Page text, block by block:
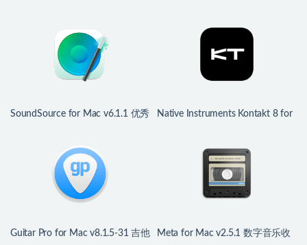
SoundSource for Mac v6.1.1 优秀
Native Instruments Kontakt 8 for
Guitar Pro for Mac v8.1.5-31 吉他
Meta for Mac v2.5.1 数字音乐收